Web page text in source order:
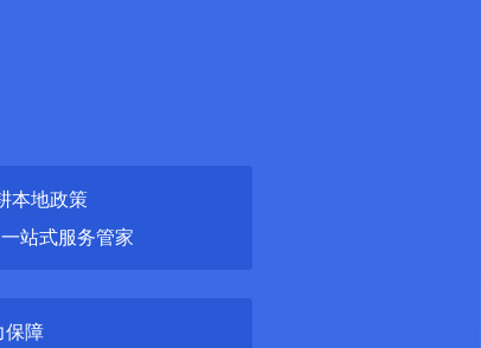
本地政策
站式服务管家
保障